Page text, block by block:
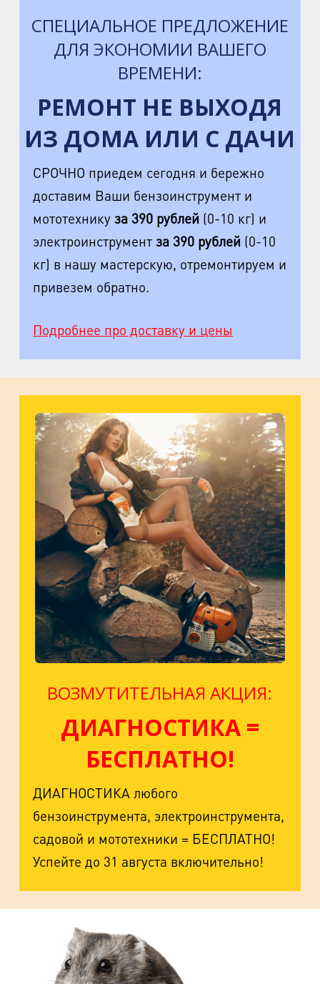
СПЕЦИАЛЬНОЕ ПРЕДЛОЖЕНИЕ
ДЛЯ ЭКОНОМИИ ВАШЕГО
ВРЕМЕНИ:
РЕМОНТ НЕ ВЫХОДЯ
ИЗ ДОМА ИЛИ С ДАЧИ
СРОЧНО приедем сегодня и бережно
доставим Ваши бензоинструмент и
мототехникуза 390 рублей (0-10 кг) и
электроинструментза 390 рублей (0-10
кг) в нашу мастерскую, отремонтируем и
привезем обратно.
Подробнее про доставку и цены
ВОЗМУТИТЕЛЬНАЯ АКЦИЯ:
ДИАГНОСТИКА =
БЕСПЛАТНО!
ДИАГНОСТИКА любого
бензоинструмента, электроинструмента,
садовой и мототехники = БЕСПЛАТНО!
Успейте до 31 августа включительно!